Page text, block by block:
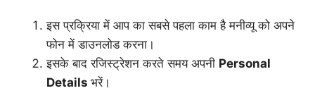
इस प्रक्रिया में आप का सबसे पहला काम है मनीव्यू को अपने
फोन में डाउनलोड करना।
इसके बाद रजिस्ट्रेशन करते समय अपनी Personal
Details भरें।